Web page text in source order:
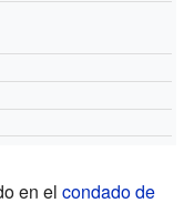
en el condado de